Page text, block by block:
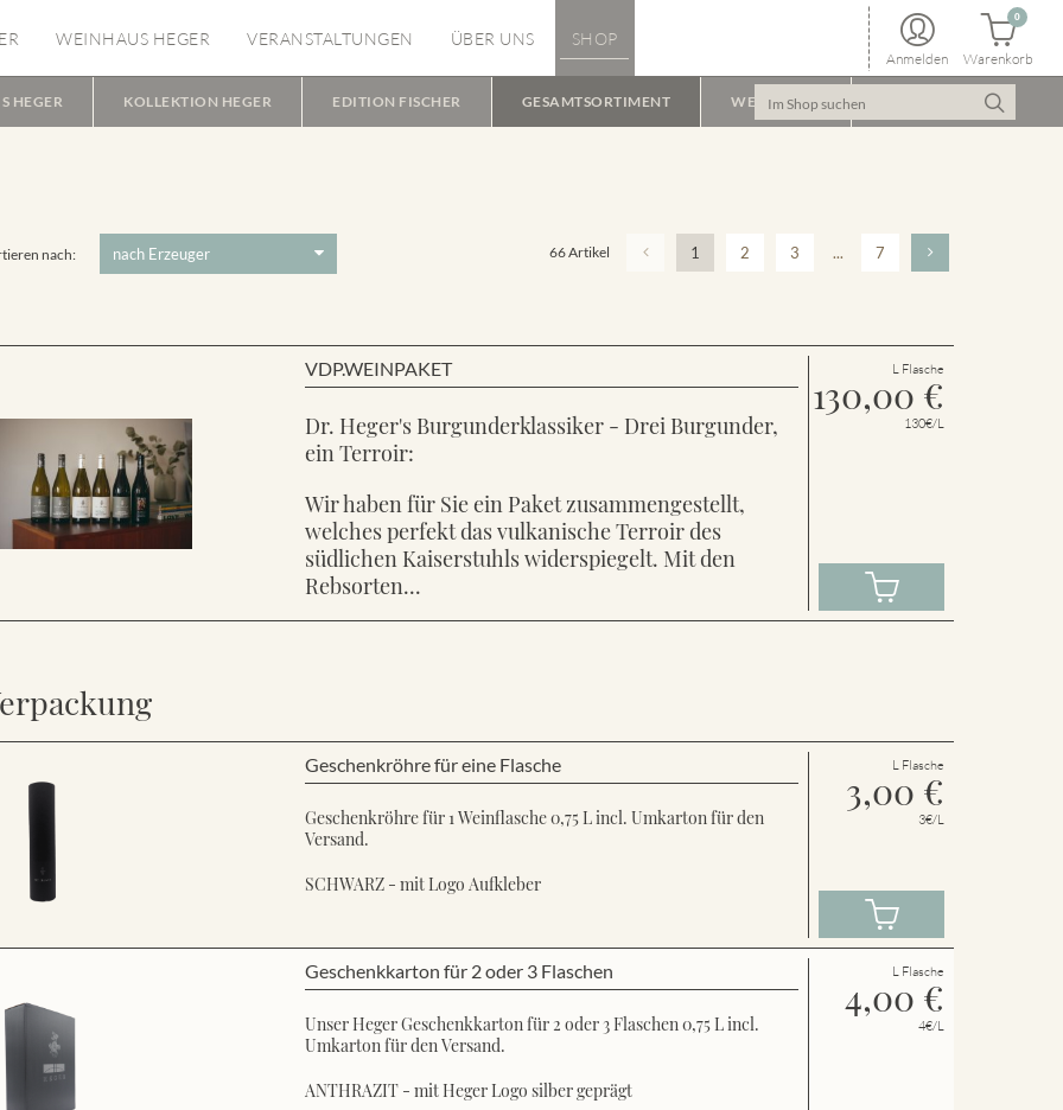
WEINHAUS HEGER VERANSTALTUNGEN ÜBER UNS SHOP
Anmelden Warenkorb
0
HEGER KOLLEKTION HEGER EDITION FISCHER GESAMTSORTIMENT WEINPAKET
nach: 66 Artikel 1 2 3 ... 7
VDP.WEINPAKET
Dr. Heger's Burgunderklassiker - Drei Burgunder,
ein Terroir:
Wir haben für Sie ein Paket zusammengestellt,
welches perfekt das vulkanische Terroir des
südlichen Kaiserstuhls widerspiegelt. Mit den
Rebsorten...
L Flasche
130,00 €
130€/L
Geschenkröhre für eine Flasche
Geschenkröhre für 1 Weinflasche 0,75 L incl. Umkarton für den
Versand.
SCHWARZ - mit Logo Aufkleber
L Flasche
3,00 €
3€/L
Geschenkkarton für 2 oder 3 Flaschen
Unser Heger Geschenkkarton für 2 oder 3 Flaschen 0,75 L incl.
Umkarton für den Versand.
ANTHRAZIT - mit Heger Logo silber geprägt
L Flasche
4,00 €
4€/L